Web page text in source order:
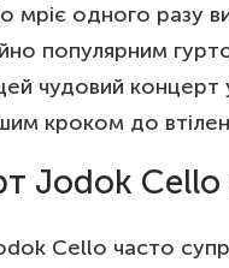
мріє одного разу
популярним
чудовий концерт
кроком до
Jodok Cello
Cello часто